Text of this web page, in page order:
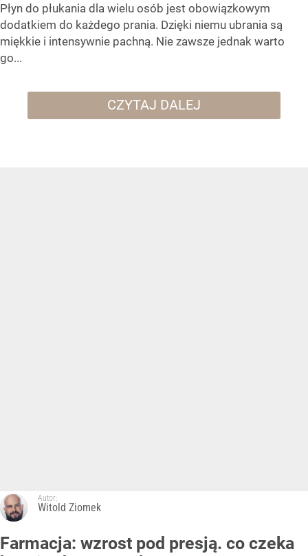
Płyn do płukania dla wielu osób jest obowiązkowym
dodatkiem do każdego prania. Dzięki niemu ubrania są
miękkie i intensywnie pachną. Nie zawsze jednak warto
go...
CZYTAJ DALEJ
Autor:
Witold Ziomek
Farmacja: wzrost pod presją. co czeka